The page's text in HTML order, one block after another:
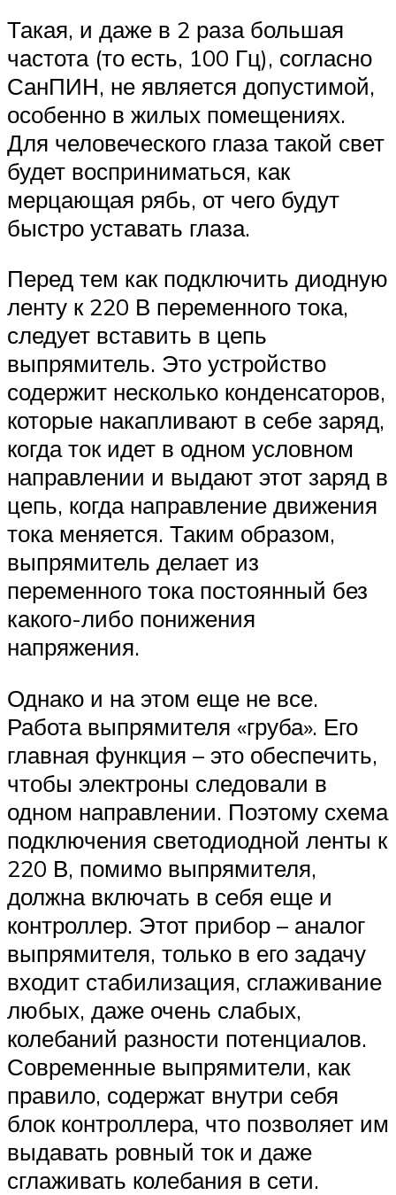
Такая, и даже в 2 раза большая
частота (то есть, 100 Гц), согласно
СанПИН, не является допустимой,
особенно в жилых помещениях.
Для человеческого глаза такой свет
будет восприниматься, как
мерцающая рябь, от чего будут
быстро уставать глаза.
Перед тем как подключить диодную
ленту к 220 В переменного тока,
следует вставить в цепь
выпрямитель. Это устройство
содержит несколько конденсаторов,
которые накапливают в себе заряд,
когда ток идет в одном условном
направлении и выдают этот заряд в
цепь, когда направление движения
тока меняется. Таким образом,
выпрямитель делает из
переменного тока постоянный без
какого-либо понижения
напряжения.
Однако и на этом еще не все.
Работа выпрямителя «груба». Его
главная функция – это обеспечить,
чтобы электроны следовали в
одном направлении. Поэтому схема
подключения светодиодной ленты к
220 В, помимо выпрямителя,
должна включать в себя еще и
контроллер. Этот прибор – аналог
выпрямителя, только в его задачу
входит стабилизация, сглаживание
любых, даже очень слабых,
колебаний разности потенциалов.
Современные выпрямители, как
правило, содержат внутри себя
блок контроллера, что позволяет им
выдавать ровный ток и даже
сглаживать колебания в сети.